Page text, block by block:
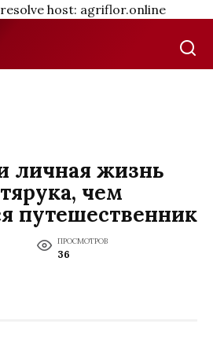
host: agriflor.online
личная жизнь
чем
путешественник
ПРОСМОТРОВ
36